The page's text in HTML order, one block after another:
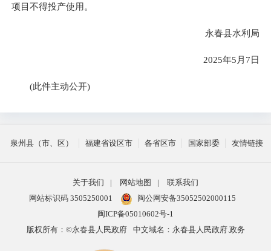
项目不得投产使用。
永春县水利局
2025年5月7日
(此件主动公开)
泉州县（市、区） 福建省设区市 各省区市 国家部委 友情链接
关于我们 | 网站地图 |
联系我们
网站标识码 3505250001
闽公网安备35052502000115
闽ICP备05010602号-1
版权所有：©永春县人民政府
中文域名：永春县人民政府.政务